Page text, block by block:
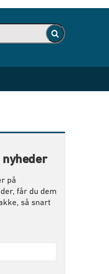
Indsæt søgeord for at søge
Fold søgefelt ind
på
får du dem
så snart